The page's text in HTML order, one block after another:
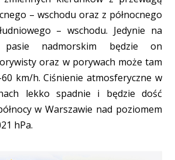
– wschodu oraz z północnego
– wschodu. Jedynie na
nadmorskim będzie on
oraz w porywach może tam
km/h. Ciśnienie atmosferyczne w
lekko spadnie i będzie dość
w Warszawie nad poziomem
hPa.